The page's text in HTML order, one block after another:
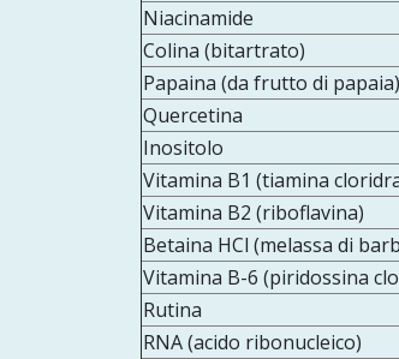
Niacinamide
Colina (bitartrato)
Papaina (da frutto di papaia)
Quercetina
Inositolo
Vitamina B1 (tiamina
Vitamina B2 (riboflavina)
Betaina HCl (melassa di
Vitamina B-6 (piridossina
Rutina
RNA (acido ribonucleico)